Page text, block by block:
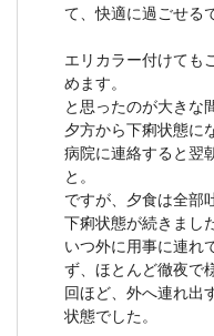
て、快適に過ごせる
エリカラー付けても
めます。
と思ったのが大きな
夕方から下痢状態に
病院に連絡すると翌
と。
ですが、夕食は全部
下痢状態が続きまし
いつ外に用事に連れ
ず、ほとんど徹夜で
回ほど、外へ連れ出
状態でした。